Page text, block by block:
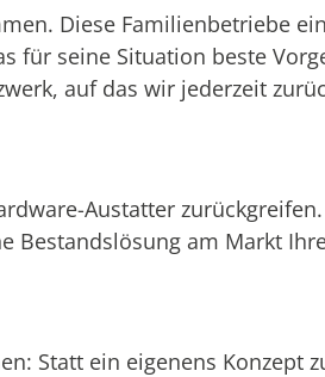
Diese Familienbetriebe
für seine Situation beste
auf das wir jederzeit
Austatter
Bestandslösung am Markt
Statt ein eigenens Konzept